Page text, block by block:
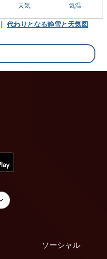
気温
天気
| 代わりとなる静雪と天気図
ソーシャル